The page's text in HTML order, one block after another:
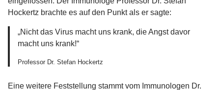
Hockertz brachte es auf den Punkt als er sagte:
„Nicht das Virus macht uns krank, die Angst davor
macht uns krank!“
Professor Dr. Stefan Hockertz
Eine weitere Feststellung stammt vom Immunologen Dr.